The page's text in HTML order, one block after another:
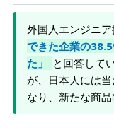
外国人エンジニア
できた企業の
た」
と回答して
が、日本人には
なり、新たな商